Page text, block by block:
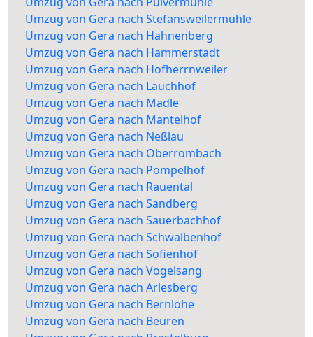
Umzug von Gera nach Stefansweilermühle
Umzug von Gera nach Hahnenberg
Umzug von Gera nach Hammerstadt
Umzug von Gera nach Hofherrnweiler
Umzug von Gera nach Lauchhof
Umzug von Gera nach Mädle
Umzug von Gera nach Mantelhof
Umzug von Gera nach Neßlau
Umzug von Gera nach Oberrombach
Umzug von Gera nach Pompelhof
Umzug von Gera nach Rauental
Umzug von Gera nach Sandberg
Umzug von Gera nach Sauerbachhof
Umzug von Gera nach Schwalbenhof
Umzug von Gera nach Sofienhof
Umzug von Gera nach Vogelsang
Umzug von Gera nach Arlesberg
Umzug von Gera nach Bernlohe
Umzug von Gera nach Beuren